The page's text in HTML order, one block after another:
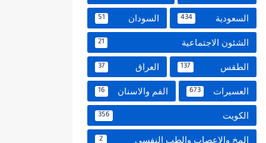
السعودية 434 السودان 51
الشئون الاجتماعية 21
الطقس 137 العراق 37
العسيرات 673 الفم والاسنان 16
الكويت 356
المخ والاعصاب والطب النفسي 2